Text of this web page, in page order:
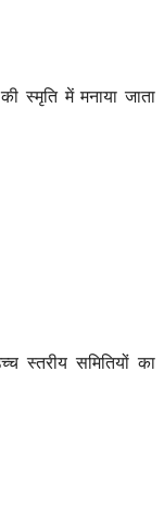
स्मृति में मनाया जाता
स्तरीय समितियों का